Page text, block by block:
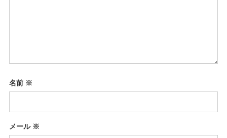
名前 ※
メール ※